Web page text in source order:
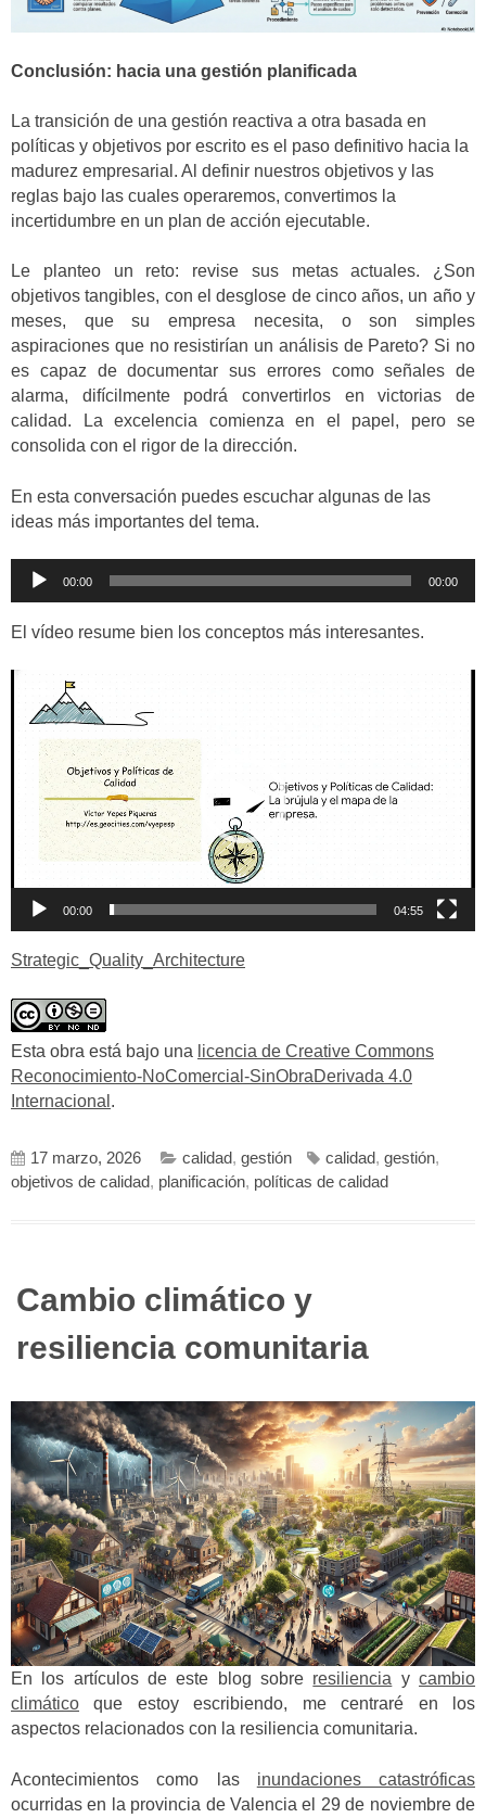
Conclusión: hacia una gestión planificada
La transición de una gestión reactiva a otra basada en
políticas y objetivos por escrito es el paso definitivo hacia la
madurez empresarial. Al definir nuestros objetivos y las
reglas bajo las cuales operaremos, convertimos la
incertidumbre en un plan de acción ejecutable.
Le planteo un reto: revise sus metas actuales. ¿Son
objetivos tangibles, con el desglose de cinco años, un año y
meses, que su empresa necesita, o son simples
aspiraciones que no resistirían un análisis de Pareto? Si no
es capaz de documentar sus errores como señales de
alarma, difícilmente podrá convertirlos en victorias de
calidad. La excelencia comienza en el papel, pero se
consolida con el rigor de la dirección.
En esta conversación puedes escuchar algunas de las
ideas más importantes del tema.
Reproductor
audio
00:00 00:00
El vídeo resume bien los conceptos más interesantes.
Reproductor
00:00 04:55
Strategic_Quality_Architecture
Esta obra está bajo una licencia de Creative Commons
Reconocimiento-NoComercial-SinObraDerivada 4.0
Internacional .
17 marzo, 2026 calidad, gestión calidad, gestión,
objetivos de calidad, planificación, políticas de calidad
Cambio climático y
resiliencia comunitaria
En los artículos de este blog sobre resiliencia ycambio
climático que estoy escribiendo, me centraré en los
aspectos relacionados con la resiliencia comunitaria.
Acontecimientos como las inundaciones catastróficas
ocurridas en la provincia de Valencia el 29 de noviembre de